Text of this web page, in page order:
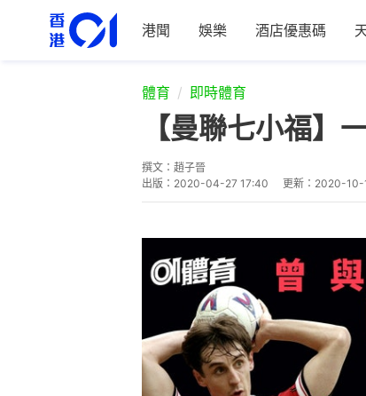
港聞 娛樂 酒店優惠碼
體育 即時體育
【曼聯七小福】
撰文： 趙子晉
出版： 2020-04-27 17:40 更新： 2020-10-